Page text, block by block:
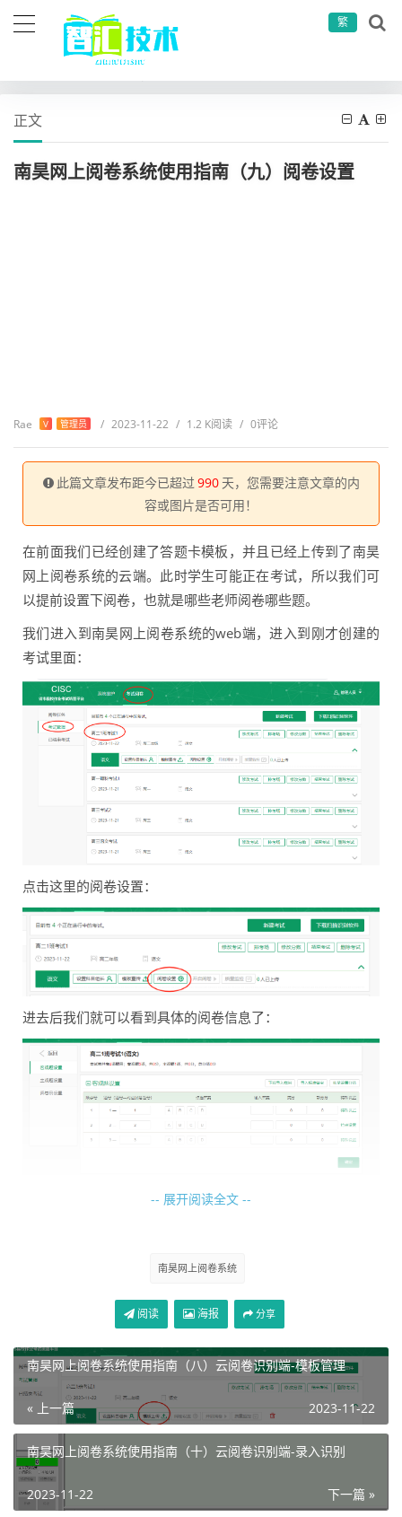
繁
正文
南昊网上阅卷系统使用指南（九）阅卷设置
Rae V 管理员 / 2023-11-22 / 1.2 K阅读 / 0评论
此篇文章发布距今已超过 990 天，您需要注意文章的内
容或图片是否可用！
在前面我们已经创建了答题卡模板，并且已经上传到了南昊
网上阅卷系统的云端。此时学生可能正在考试，所以我们可
以提前设置下阅卷，也就是哪些老师阅卷哪些题。
我们进入到南昊网上阅卷系统的web端，进入到刚才创建的
考试里面：
点击这里的阅卷设置：
进去后我们就可以看到具体的阅卷信息了：
在前面我们使用模板一共做了4道题，因此这里我们阅卷设
点击确定进行保存，然后点击主观题设置：
-- 展开阅读全文 --
南昊网上阅卷系统
阅读 海报 分享
南昊网上阅卷系统使用指南（八）云阅卷识别端-模板管理
« 上一篇 2023-11-22
南昊网上阅卷系统使用指南（十）云阅卷识别端-录入识别
下一篇 »
2023-11-22